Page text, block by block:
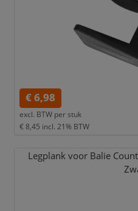
€ 6,98
excl. BTW perstuk
€ 8,45 incl. 21% BTW
Legplank voor Balie